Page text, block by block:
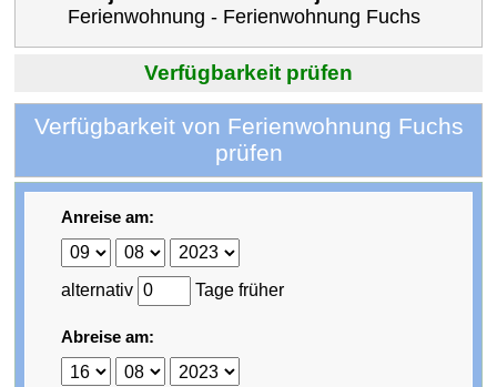
Ferienwohnung - Ferienwohnung Fuchs
Verfügbarkeit prüfen
Verfügbarkeit von Ferienwohnung Fuchs
prüfen
Anreise am:
alternativ Tage früher
Abreise am: